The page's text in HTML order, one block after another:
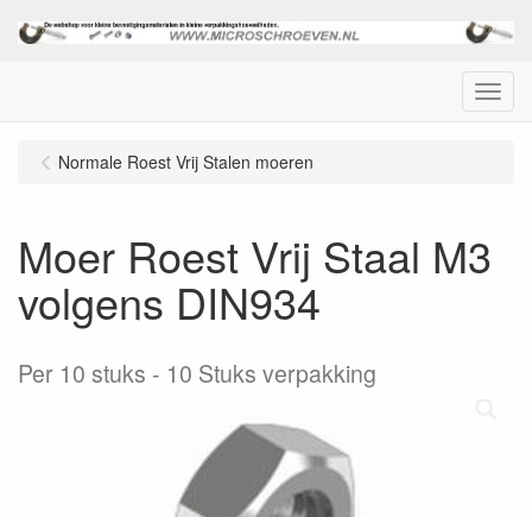
Menu
Normale Roest Vrij Stalen moeren
Moer Roest Vrij Staal M3
volgens DIN934
Per 10 stuks 10 Stuks verpakking